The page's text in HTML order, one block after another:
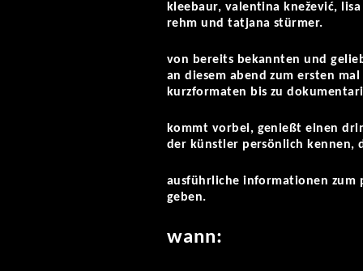
kleebaur, valentina knežević,
rehm und tatjana stürmer.
von bereits bekannten und
an diesem abend zum ersten
kurzformaten bis zu
kommt vorbei, genießt einen
der künstler persönlich kennen,
ausführliche informationen zum
geben.
wann: